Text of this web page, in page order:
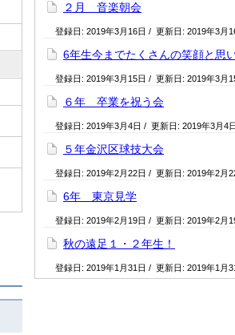
２月 音楽朝会
登録日: 2019年3月16日 / 更新日: 2019年3月
6年生今までたくさんの笑顔と思
登録日: 2019年3月15日 / 更新日: 2019年3月
６年 卒業を祝う会
登録日: 2019年3月4日 / 更新日: 2019年3月4日
５年金沢区球技大会
登録日: 2019年2月22日 / 更新日: 2019年2月
6年 東京見学
登録日: 2019年2月19日 / 更新日: 2019年2月
秋の遠足１・２年生！
登録日: 2019年1月31日 / 更新日: 2019年1月